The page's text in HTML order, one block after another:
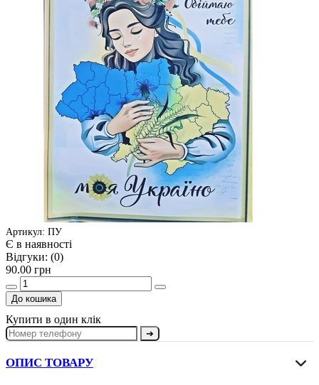
Артикул: ПУ
Є в наявності
Відгуки: (0)
90.00 грн
До кошика
Купити в один клік
➔
ОПИС ТОВАРУ